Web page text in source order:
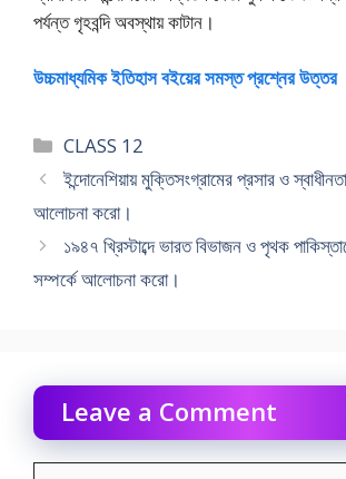
পর্যন্ত গৃহবন্দি অবস্থায় কাটান।
উচ্চমাধ্যমিক ইতিহাস বইয়ের সমস্ত প্রশ্নের উত্তর
Categories
CLASS 12
ইন্দোনেশিয়ায় মুক্তিসংগ্রামের প্রসার ও
আলােচনা করাে।
১৯৪৭ খ্রিস্টাব্দে ভারত বিভাজন ও পৃথক
সম্পর্কে আলােচনা করাে।
Leave a Comment